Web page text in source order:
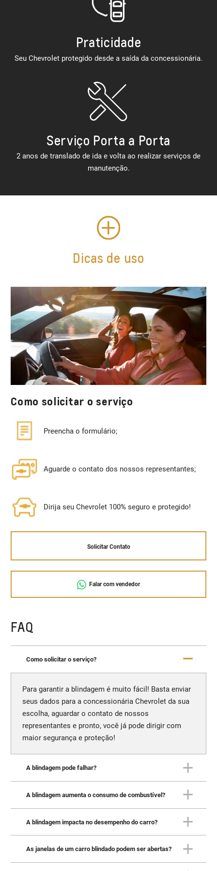
Praticidade
Seu Chevrolet protegido desde a saída da concessionária.
Serviço Porta a Porta
2 anos de translado de ida e volta ao realizar serviços de
manutenção.
Dicas de uso
Como solicitar o serviço
Preencha o formulário;
Aguarde o contato dos nossos representantes;
Dirija seu Chevrolet 100% seguro e protegido!
Solicitar Contato
Falar com vendedor
FAQ
Como solicitar o serviço?
Para garantir a blindagem é muito fácil! Basta enviar
seus dados para a concessionária Chevrolet da sua
escolha, aguardar o contato de nossos
representantes e pronto, você já pode dirigir com
maior segurança e proteção!
A blindagem pode falhar?
Quando realizada corretamente, a blindagem não
apresenta quaisquer falhas. A Carbon, blindadora
recomendada pela Chevrolet, oferece garantia de 5
anos para assegurar suporte total.
A blindagem aumenta o consumo de combustível?
Sim. Com o aumento de carga gerado pela
blindagem - equivalente a dois ou três passageiros
adultos - o consumo de combustível também
aumenta, mas não se preocupe que não é nada
A blindagem impacta no desempenho do carro?
Devido à carga gerada, a blindagem pode, sim,
impactar o desempenho do veículo. Por essa razão,
As janelas de um carro blindado podem ser abertas?